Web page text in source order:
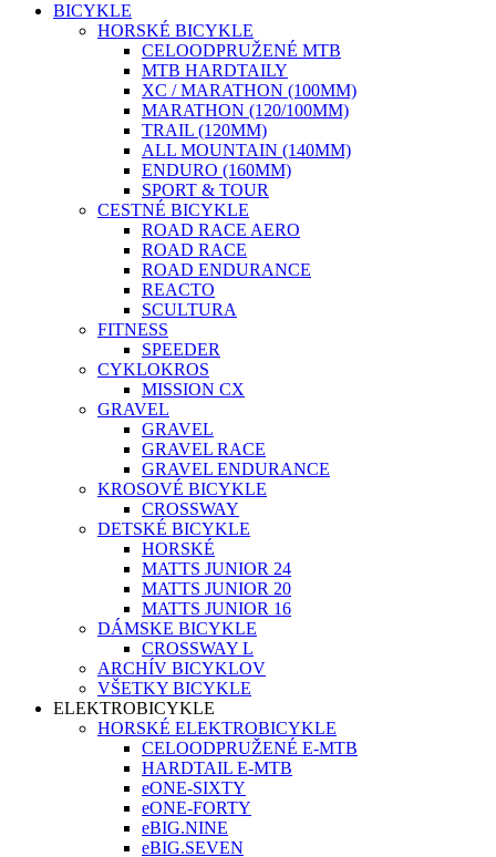
BICYKLE
HORSKÉ BICYKLE
CELOODPRUŽENÉ MTB
MTB HARDTAILY
XC / MARATHON (100MM)
MARATHON (120/100MM)
TRAIL (120MM)
ALL MOUNTAIN (140MM)
ENDURO (160MM)
SPORT & TOUR
CESTNÉ BICYKLE
ROAD RACE AERO
ROAD RACE
ROAD ENDURANCE
REACTO
SCULTURA
FITNESS
SPEEDER
CYKLOKROS
MISSION CX
GRAVEL
GRAVEL
GRAVEL RACE
GRAVEL ENDURANCE
KROSOVÉ BICYKLE
CROSSWAY
DETSKÉ BICYKLE
HORSKÉ
MATTS JUNIOR 24
MATTS JUNIOR 20
MATTS JUNIOR 16
DÁMSKE BICYKLE
CROSSWAY L
ARCHÍV BICYKLOV
VŠETKY BICYKLE
ELEKTROBICYKLE
HORSKÉ ELEKTROBICYKLE
CELOODPRUŽENÉ E-MTB
HARDTAIL E-MTB
eONE-SIXTY
eONE-FORTY
eBIG.NINE
eBIG.SEVEN